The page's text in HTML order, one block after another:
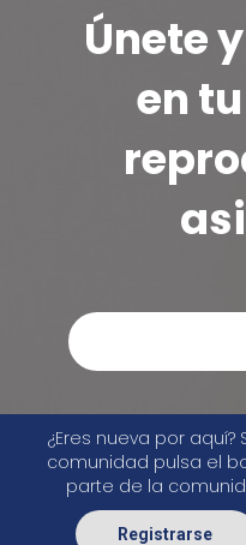
Únete
en
¿Eres nueva por
comunidad pulsa el
parte de la
Registrarse